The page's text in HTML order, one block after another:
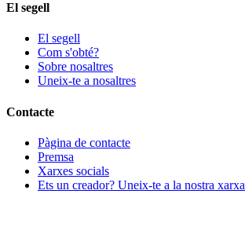
El segell
El segell
Com s'obté?
Sobre nosaltres
Uneix-te a nosaltres
Contacte
Pàgina de contacte
Premsa
Xarxes socials
Ets un creador? Uneix-te a la nostra xarxa